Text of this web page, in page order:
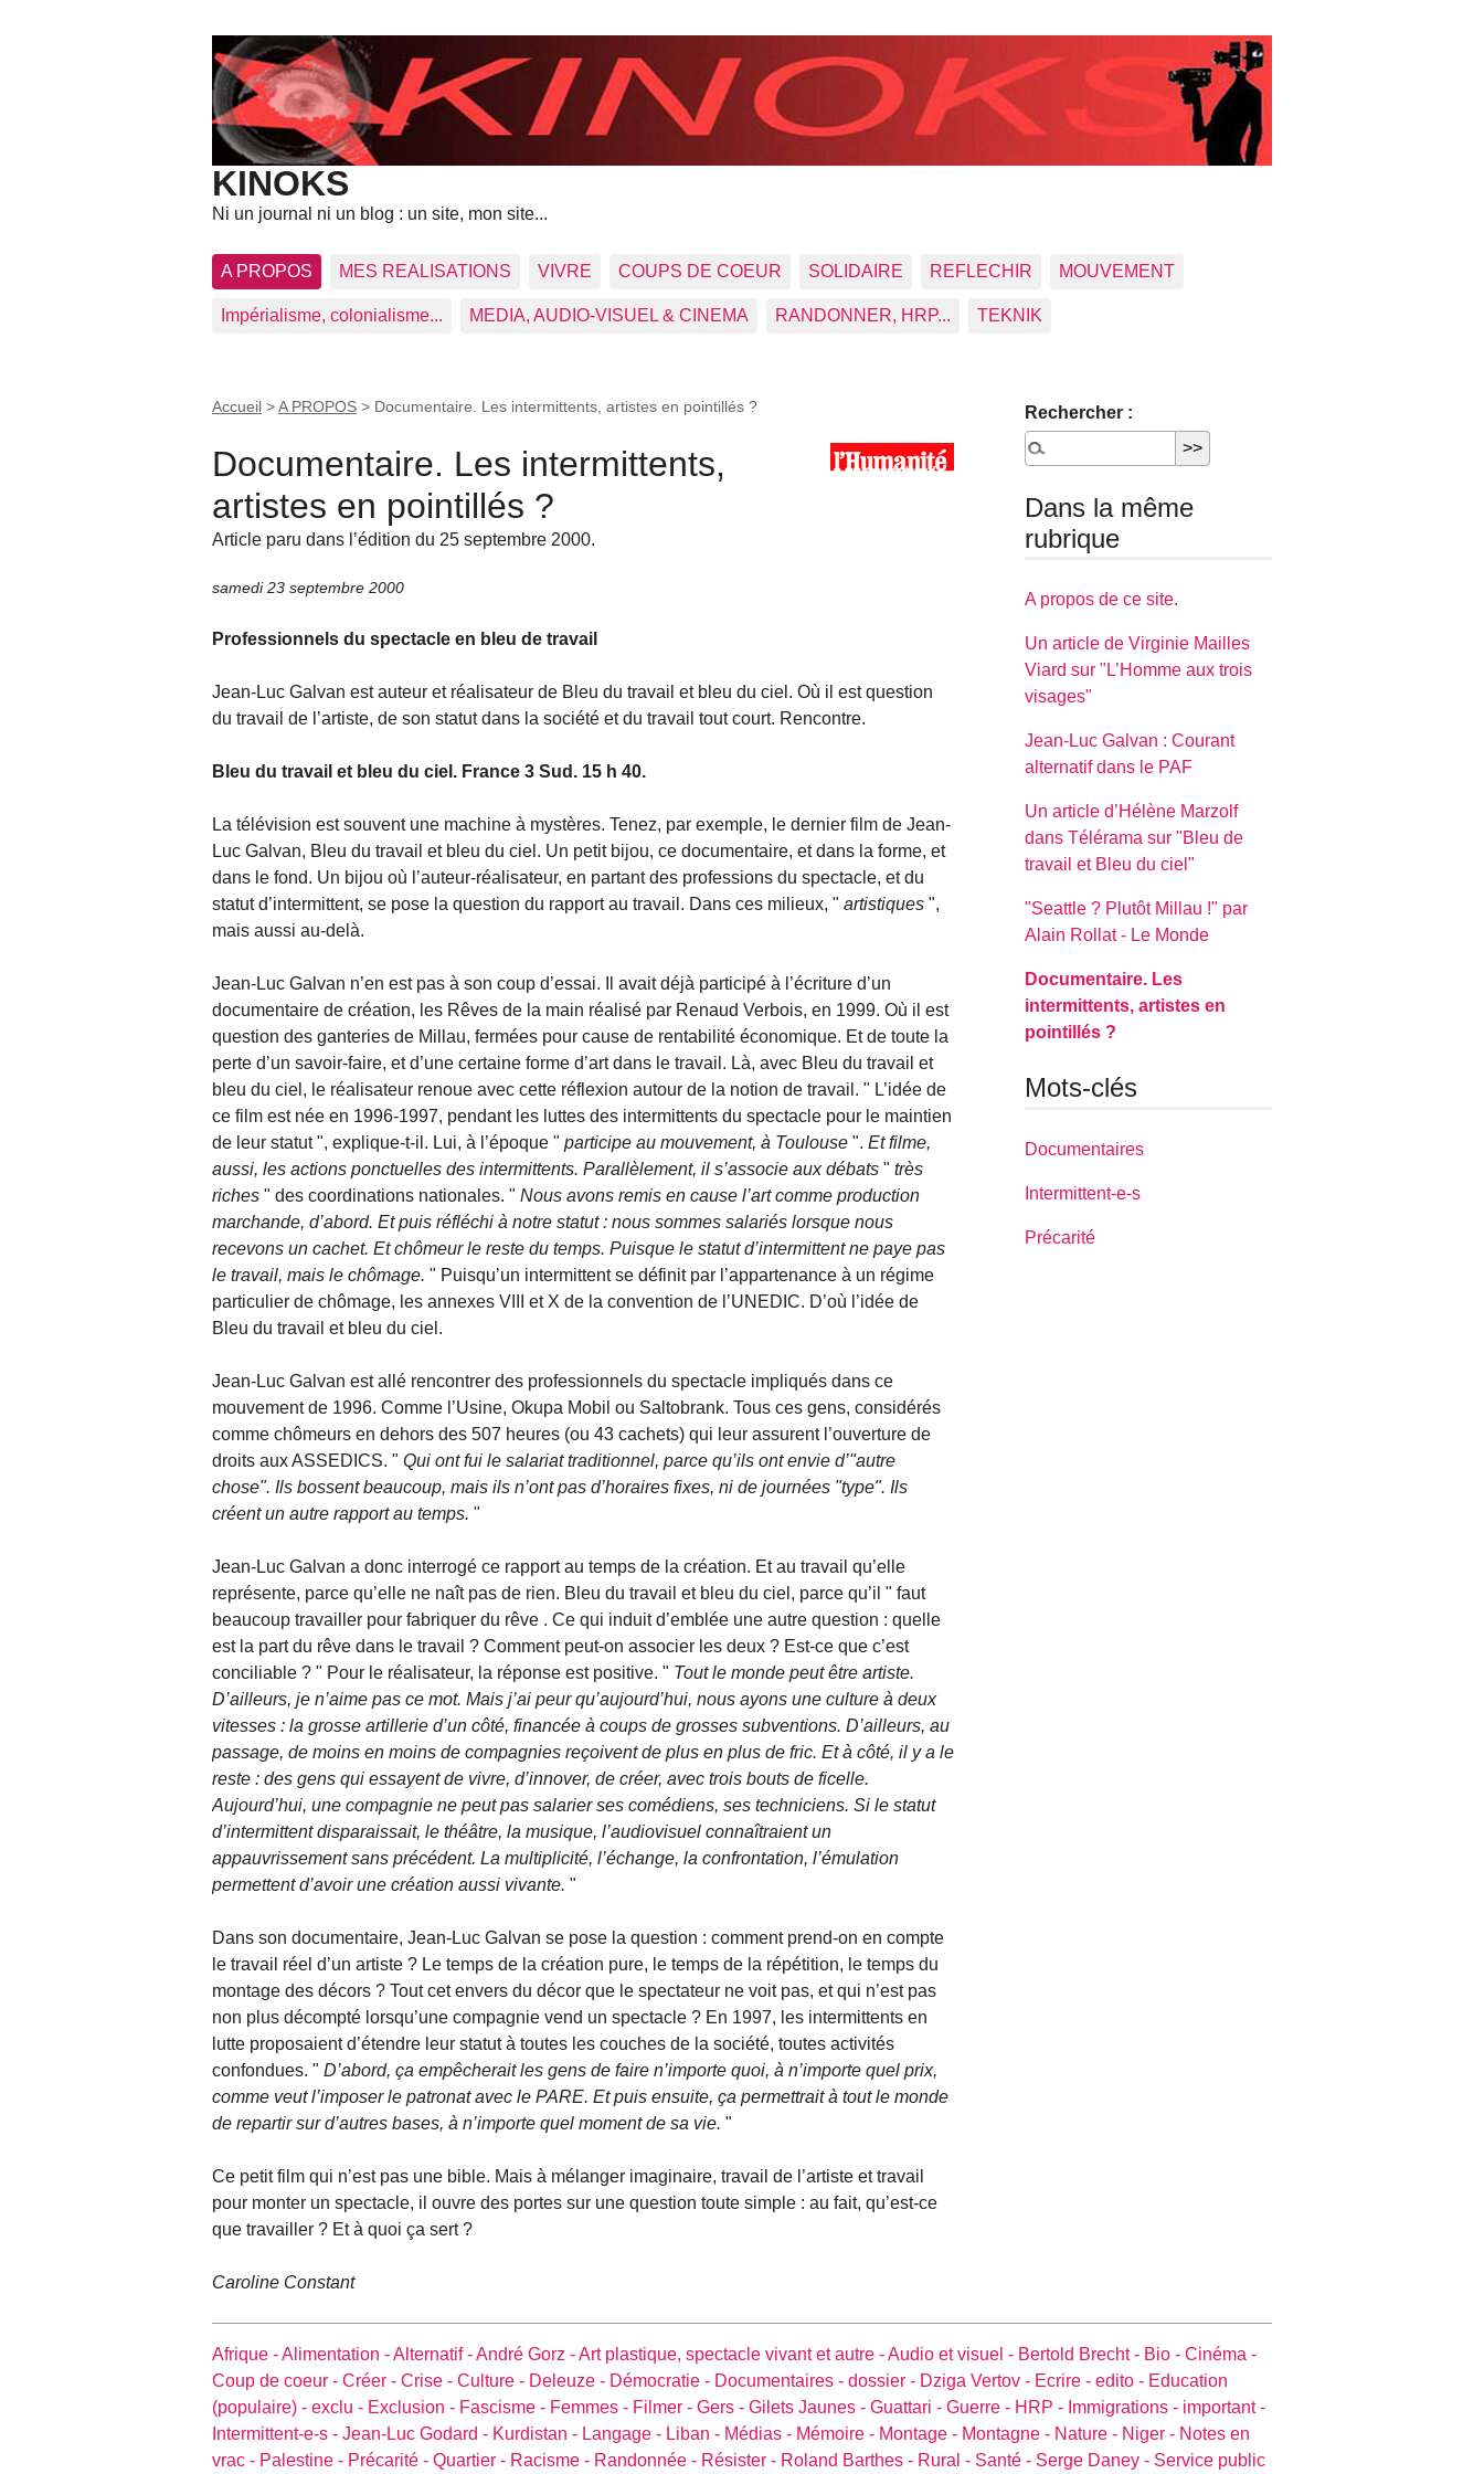
KINOKS
Ni un journal ni un blog : un site, mon site...
A PROPOS MES REALISATIONS VIVRE COUPS DE COEUR SOLIDAIRE REFLECHIR MOUVEMENT
Impérialisme, colonialisme... MEDIA, AUDIO-VISUEL & CINEMA RANDONNER, HRP... TEKNIK
Accueil >A PROPOS > Documentaire. Les intermittents, artistes en pointillés ?
Documentaire. Les intermittents,
artistes en pointillés ?
Article paru dans l’édition du 25 septembre 2000.
samedi 23 septembre 2000
Professionnels du spectacle en bleu de travail
Jean-Luc Galvan est auteur et réalisateur de Bleu du travail et bleu du ciel. Où il est question
du travail de l’artiste, de son statut dans la société et du travail tout court. Rencontre.
Bleu du travail et bleu du ciel. France 3 Sud. 15 h 40.
La télévision est souvent une machine à mystères. Tenez, par exemple, le dernier film de Jean-
Luc Galvan, Bleu du travail et bleu du ciel. Un petit bijou, ce documentaire, et dans la forme, et
dans le fond. Un bijou où l’auteur-réalisateur, en partant des professions du spectacle, et du
statut d’intermittent, se pose la question du rapport au travail. Dans ces milieux, " artistiques ",
mais aussi au-delà.
Jean-Luc Galvan n’en est pas à son coup d’essai. Il avait déjà participé à l’écriture d’un
documentaire de création, les Rêves de la main réalisé par Renaud Verbois, en 1999. Où il est
question des ganteries de Millau, fermées pour cause de rentabilité économique. Et de toute la
perte d’un savoir-faire, et d’une certaine forme d’art dans le travail. Là, avec Bleu du travail et
bleu du ciel, le réalisateur renoue avec cette réflexion autour de la notion de travail. " L’idée de
ce film est née en 1996-1997, pendant les luttes des intermittents du spectacle pour le maintien
de leur statut ", explique-t-il. Lui, à l’époque " participe au mouvement, à Toulouse ". Et filme,
aussi, les actions ponctuelles des intermittents. Parallèlement, il s’associe aux débats " très
riches " des coordinations nationales. " Nous avons remis en cause l’art comme production
marchande, d’abord. Et puis réfléchi à notre statut : nous sommes salariés lorsque nous
recevons un cachet. Et chômeur le reste du temps. Puisque le statut d’intermittent ne paye pas
le travail, mais le chômage. " Puisqu’un intermittent se définit par l’appartenance à un régime
particulier de chômage, les annexes VIII et X de la convention de l’UNEDIC. D’où l’idée de
Bleu du travail et bleu du ciel.
Jean-Luc Galvan est allé rencontrer des professionnels du spectacle impliqués dans ce
mouvement de 1996. Comme l’Usine, Okupa Mobil ou Saltobrank. Tous ces gens, considérés
comme chômeurs en dehors des 507 heures (ou 43 cachets) qui leur assurent l’ouverture de
droits aux ASSEDICS. " Qui ont fui le salariat traditionnel, parce qu’ils ont envie d’"autre
chose". Ils bossent beaucoup, mais ils n’ont pas d’horaires fixes, ni de journées "type". Ils
créent un autre rapport au temps. "
Jean-Luc Galvan a donc interrogé ce rapport au temps de la création. Et au travail qu’elle
représente, parce qu’elle ne naît pas de rien. Bleu du travail et bleu du ciel, parce qu’il " faut
beaucoup travailler pour fabriquer du rêve . Ce qui induit d’emblée une autre question : quelle
est la part du rêve dans le travail ? Comment peut-on associer les deux ? Est-ce que c’est
conciliable ? " Pour le réalisateur, la réponse est positive. " Tout le monde peut être artiste.
D’ailleurs, je n’aime pas ce mot. Mais j’ai peur qu’aujourd’hui, nous ayons une culture à deux
vitesses : la grosse artillerie d’un côté, financée à coups de grosses subventions. D’ailleurs, au
passage, de moins en moins de compagnies reçoivent de plus en plus de fric. Et à côté, il y a le
reste : des gens qui essayent de vivre, d’innover, de créer, avec trois bouts de ficelle.
Aujourd’hui, une compagnie ne peut pas salarier ses comédiens, ses techniciens. Si le statut
d’intermittent disparaissait, le théâtre, la musique, l’audiovisuel connaîtraient un
appauvrissement sans précédent. La multiplicité, l’échange, la confrontation, l’émulation
permettent d’avoir une création aussi vivante. "
Dans son documentaire, Jean-Luc Galvan se pose la question : comment prend-on en compte
le travail réel d’un artiste ? Le temps de la création pure, le temps de la répétition, le temps du
montage des décors ? Tout cet envers du décor que le spectateur ne voit pas, et qui n’est pas
non plus décompté lorsqu’une compagnie vend un spectacle ? En 1997, les intermittents en
lutte proposaient d’étendre leur statut à toutes les couches de la société, toutes activités
confondues. " D’abord, ça empêcherait les gens de faire n’importe quoi, à n’importe quel prix,
comme veut l’imposer le patronat avec le PARE. Et puis ensuite, ça permettrait à tout le monde
de repartir sur d’autres bases, à n’importe quel moment de sa vie. "
Ce petit film qui n’est pas une bible. Mais à mélanger imaginaire, travail de l’artiste et travail
pour monter un spectacle, il ouvre des portes sur une question toute simple : au fait, qu’est-ce
que travailler ? Et à quoi ça sert ?
Caroline Constant
Rechercher :
Dans la même
rubrique
A propos de ce site.
Un article de Virginie Mailles
Viard sur "L’Homme aux trois
visages"
Jean-Luc Galvan : Courant
alternatif dans le PAF
Un article d’Hélène Marzolf
dans Télérama sur "Bleu de
travail et Bleu du ciel"
"Seattle ? Plutôt Millau !" par
Alain Rollat - Le Monde
Documentaire. Les
intermittents, artistes en
pointillés ?
Mots-clés
Documentaires
Intermittent-e-s
Précarité
Afrique -Alimentation -Alternatif -André Gorz -Art plastique, spectacle vivant et autre -Audio et visuel - Bertold Brecht - Bio - Cinéma -
Coup de coeur - Créer - Crise - Culture - Deleuze - Démocratie - Documentaires - dossier - Dziga Vertov - Ecrire - edito - Education
(populaire) - exclu - Exclusion - Fascisme - Femmes - Filmer - Gers - Gilets Jaunes - Guattari - Guerre - HRP - Immigrations - important -
Intermittent-e-s - Jean-Luc Godard - Kurdistan - Langage - Liban - Médias - Mémoire - Montage - Montagne - Nature - Niger - Notes en
vrac - Palestine - Précarité - Quartier - Racisme - Randonnée - Résister - Roland Barthes - Rural - Santé - Serge Daney - Service public